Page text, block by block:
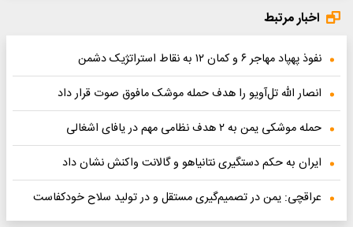
اخبار مرتبط
نفوذ پهپاد مهاجر ۶ و کمان ۱۲ به نقاط استراتژیک دشمن
انصار الله تل‌آویو را هدف حمله موشک مافوق صوت قرار داد
حمله موشکی یمن به ۲ هدف نظامی مهم در یافای اشغالی
ایران به حکم دستگیری نتانیاهو و گالانت واکنش نشان داد
عراقچی: یمن در تصمیم‌گیری مستقل و در تولید سلاح خودکفاست